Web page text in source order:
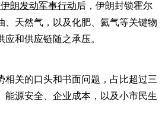
朗发动军事行动后，伊朗封锁霍尔
、天然气，以及化肥、氦气等关键物
和供应链随之承压。
相关的口头和书面问题，占比超过三
能源安全、企业成本，以及小市民生